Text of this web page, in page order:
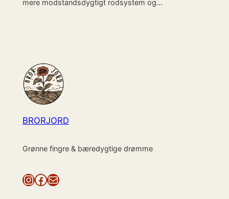
mere modstandsdygtigt rodsystem og…
BRORJORD
Grønne fingre & bæredygtige drømme
InstagramFacebook Mail